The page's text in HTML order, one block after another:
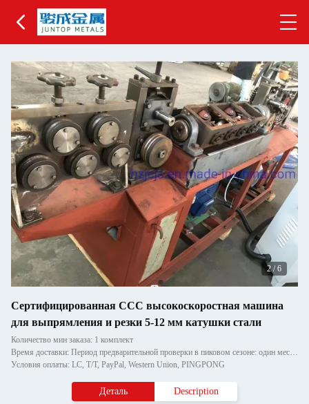
2/6
Сертифицированная CCC высокоскоростная машина
для выпрямления и резки 5-12 мм катушки стали
Количество мин заказа: 1 комплект
Время доставки: Период предварительной проверки в пиковом сезоне: один месяц, вне сезона: в течение 15 рабочих дней
Условия оплаты: LC, T/T, PayPal, Western Union, PINGPONG
Деталь Description